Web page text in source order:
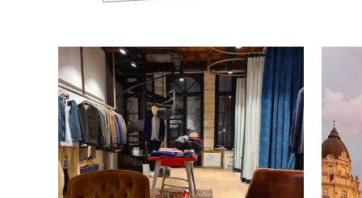
BONS PLANS ET ADRESSES
À
LILLE ET SA RÉGION
DEPUIS 1973